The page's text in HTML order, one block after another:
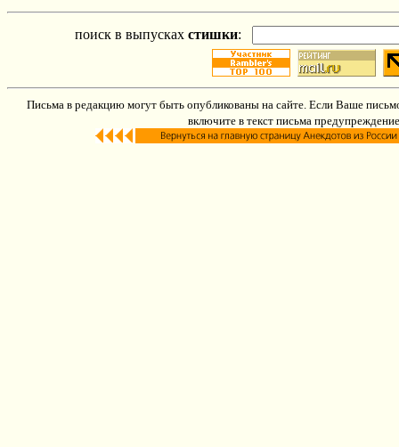
поиск в выпусках стишки:
Письма в редакцию могут быть опубликованы на сайте. Если Ваше
включите в текст письма